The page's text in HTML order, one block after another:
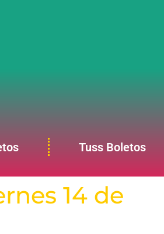
Tuss Boletos
14 de